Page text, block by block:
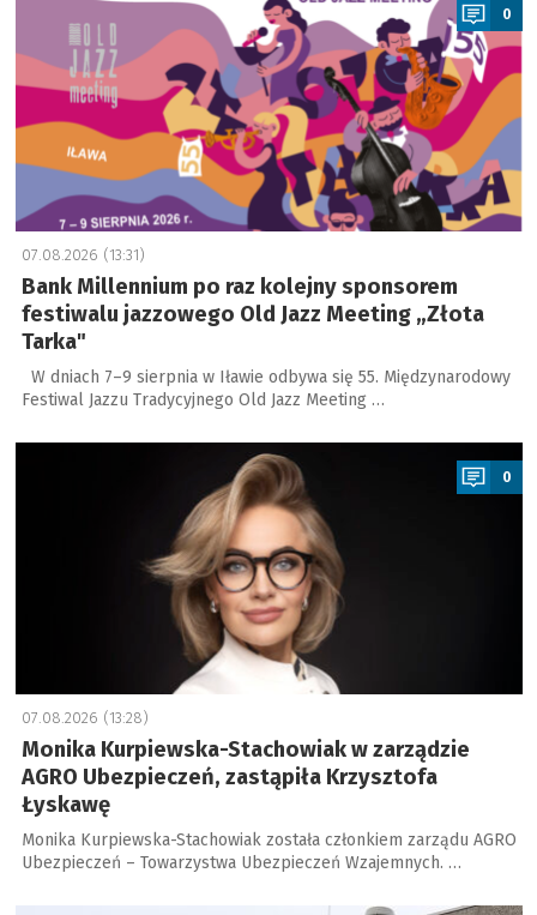
0
07.08.2026 (13:31)
Bank Millennium po raz kolejny sponsorem
festiwalu jazzowego Old Jazz Meeting „Złota
Tarka"
W dniach 7–9 sierpnia w Iławie odbywa się 55. Międzynarodowy
Festiwal Jazzu Tradycyjnego Old Jazz Meeting …
a
0
07.08.2026 (13:28)
Monika Kurpiewska-Stachowiak w zarządzie
AGRO Ubezpieczeń, zastąpiła Krzysztofa
Łyskawę
Monika Kurpiewska-Stachowiak została członkiem zarządu AGRO
Ubezpieczeń – Towarzystwa Ubezpieczeń Wzajemnych. …